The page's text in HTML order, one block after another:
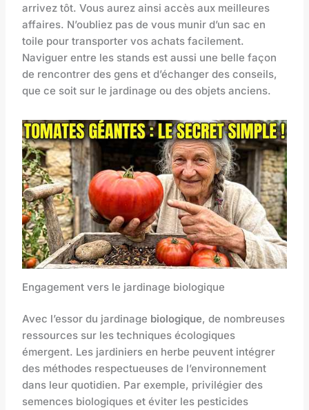
arrivez tôt. Vous aurez ainsi accès aux meilleures
affaires. N’oubliez pas de vous munir d’un sac en
toile pour transporter vos achats facilement.
Naviguer entre les stands est aussi une belle façon
de rencontrer des gens et d’échanger des conseils,
que ce soit sur le jardinage ou des objets anciens.
Engagement vers le jardinage biologique
Avec l’essor du jardinage biologique, de nombreuses
ressources sur les techniques écologiques
émergent. Les jardiniers en herbe peuvent intégrer
des méthodes respectueuses de l’environnement
dans leur quotidien. Par exemple, privilégier des
semences biologiques et éviter les pesticides